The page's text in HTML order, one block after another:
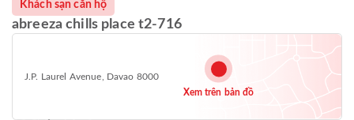
Khách sạn căn hộ
abreeza chills place t2-716
J.P. Laurel Avenue, Davao 8000
Xem trên bản đồ